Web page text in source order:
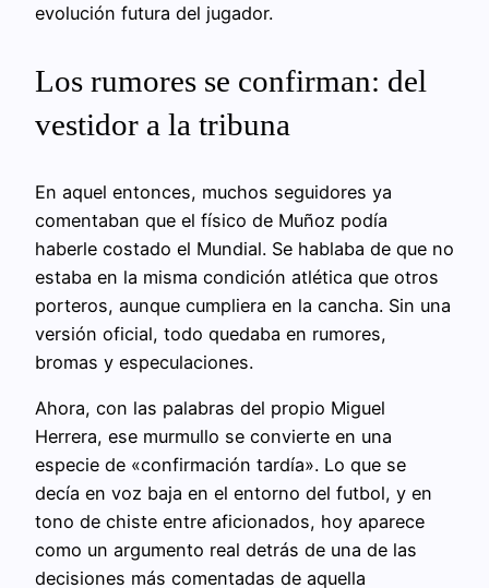
evolución futura del jugador.
Los rumores se confirman: del
vestidor a la tribuna
En aquel entonces, muchos seguidores ya
comentaban que el físico de Muñoz podía
haberle costado el Mundial. Se hablaba de que no
estaba en la misma condición atlética que otros
porteros, aunque cumpliera en la cancha. Sin una
versión oficial, todo quedaba en rumores,
bromas y especulaciones.
Ahora, con las palabras del propio Miguel
Herrera, ese murmullo se convierte en una
especie de «confirmación tardía». Lo que se
decía en voz baja en el entorno del futbol, y en
tono de chiste entre aficionados, hoy aparece
como un argumento real detrás de una de las
decisiones más comentadas de aquella